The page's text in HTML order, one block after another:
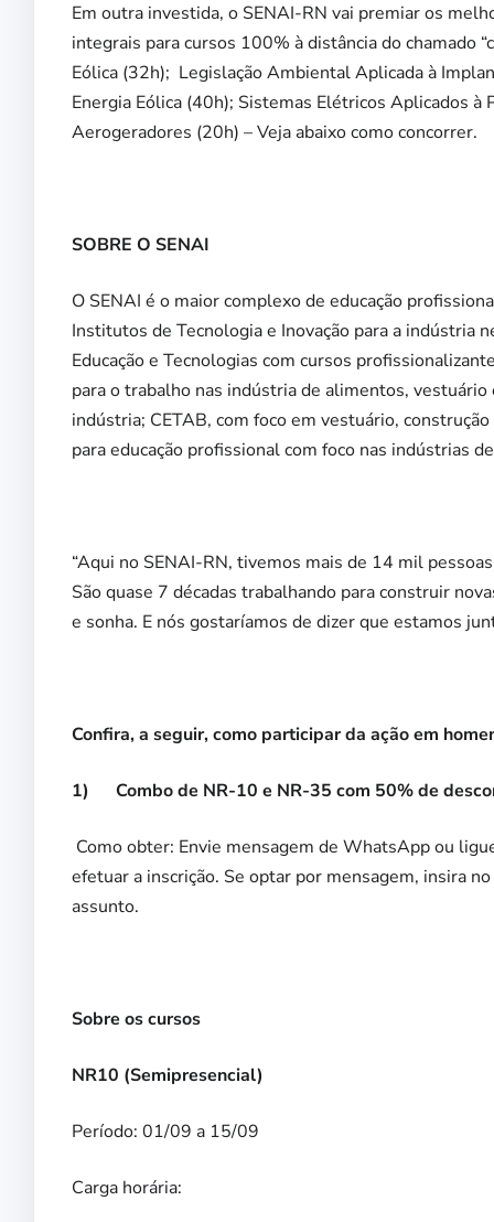
Em outra investida, o SENAI-RN vai premiar os
integrais para cursos 100% à distância do chamado
Eólica (32h); Legislação Ambiental Aplicada à
Energia Eólica (40h); Sistemas Elétricos Aplicados
Aerogeradores (20h) – Veja abaixo como concorrer.
SOBRE O SENAI
O SENAI é o maior complexo de educação
Institutos de Tecnologia e Inovação para a indústria
Educação e Tecnologias com cursos
para o trabalho nas indústria de alimentos,
indústria; CETAB, com foco em vestuário,
para educação profissional com foco nas indústrias
“Aqui no SENAI-RN, tivemos mais de 14 mil
São quase 7 décadas trabalhando para construir
e sonha. E nós gostaríamos de dizer que estamos
Confira, a seguir, como participar da ação em
1) Combo de NR-10 e NR-35 com 50% de
Como obter: Envie mensagem de WhatsApp ou
efetuar a inscrição. Se optar por mensagem, insira
assunto.
Sobre os cursos
NR10 (Semipresencial)
Período: 01/09 a 15/09
Carga horária: